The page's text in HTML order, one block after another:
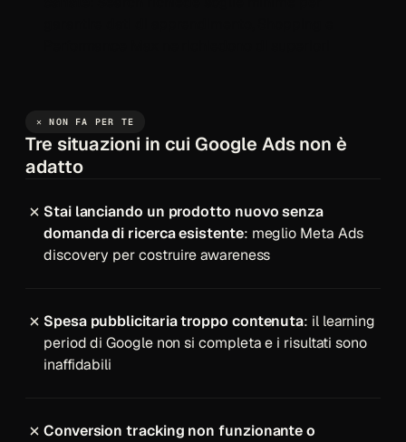
✕ NON FA PER TE
Tre situazioni in cui Google Ads non è
adatto
Stai lanciando un prodotto nuovo senza
domanda di ricerca esistente: meglio Meta Ads
discovery per costruire awareness
Spesa pubblicitaria troppo contenuta: il learning
period di Google non si completa e i risultati sono
inaffidabili
Conversion tracking non funzionante o